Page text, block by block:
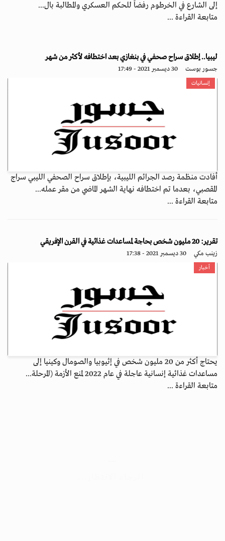
إلى الشارع في الخرطوم رفضاً للحكم العسكري والمطالبة بال...
متابعة القراءة ...
ليبيا.. إطلاق سراح صحفي في بنغازي بعد اختطافه لأكثر من شهر
جسور بوست 30 ديسمبر 2021 - 17:49
إنسانيات
أفادت منظمة رصد الجرائم الليبية، بإطلاق سراح الصحفي الليبي سراج
المقصبي، بعدما تم اختطافه نهاية الشهر الماضي من مقر عمله...
متابعة القراءة ...
تقرير: 20 مليون شخص بحاجة لمساعدات غذائية في القرن الإفريقي
زينب مكي 30 ديسمبر 2021 - 17:38
أخبار
يحتاج أكثر من 20 مليون شخص في إثيوبيا والصومال وكينيا إلى
مساعدات غذائية إنسانية عاجلة في عام 2022 لمنع الأزمة (المرحلة...
متابعة القراءة ...